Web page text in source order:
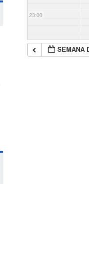
23:00
SEMANA